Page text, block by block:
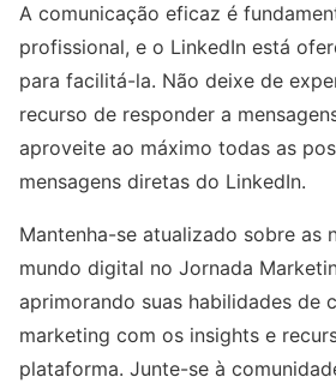
A comunicação eficaz é
profissional, e o LinkedIn está
para facilitá-la. Não deixe de
recurso de responder a
aproveite ao máximo todas as
mensagens diretas do LinkedIn.
Mantenha-se atualizado sobre as
mundo digital no Jornada
aprimorando suas habilidades de
marketing com os insights e
plataforma. Junte-se à